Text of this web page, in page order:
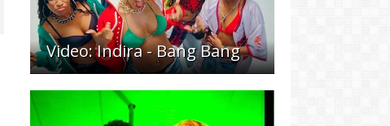
Video: Indira - Bang Bang